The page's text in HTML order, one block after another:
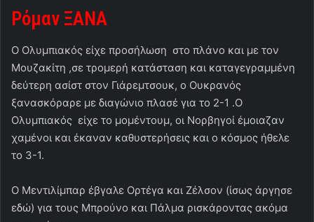
Ρόμαν ΞΑΝΑ
Ο Ολυμπιακός είχε προσήλωση στο πλάνο και με τον
Μουζακίτη ,σε τρομερή κατάσταση και καταγεγραμμένη
δεύτερη ασίστ στον Γιάρεμτσουκ, ο Ουκρανός
ξανασκόραρε με διαγώνιο πλασέ για το 2-1 .Ο
Ολυμπιακός είχε το μομέντουμ, οι Νορβηγοί έμοιαζαν
χαμένοι και έκαναν καθυστερήσεις και ο κόσμος ήθελε
το 3-1.
Ο Μεντιλίμπαρ έβγαλε Ορτέγα και Ζέλσον (ίσως άργησε
εδώ) για τους Μπρούνο και Πάλμα ρισκάροντας ακόμα